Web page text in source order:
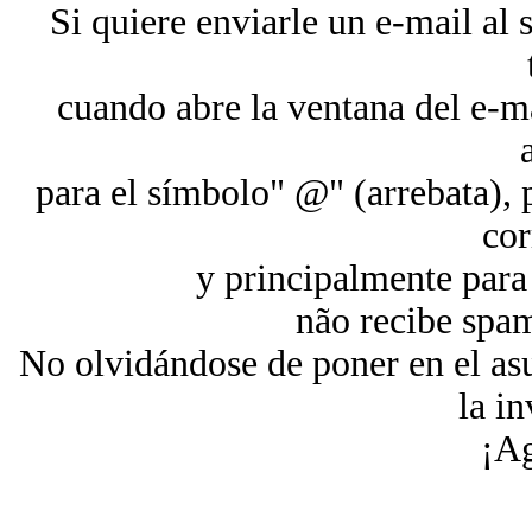
Si quiere enviarle un e-mail al
cuando abre la ventana del
para el símbolo" @" (arrebata),
y principalmente
não recibe
No olvidándose de poner en el
la